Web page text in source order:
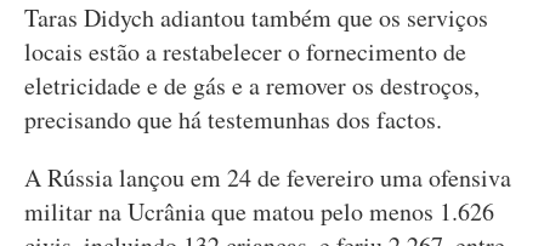
Taras Didych adiantou também que os serviços
locais estão a restabelecer o fornecimento de
eletricidade e de gás e a remover os destroços,
precisando que há testemunhas dos factos.
A Rússia lançou em 24 de fevereiro uma ofensiva
militar na Ucrânia que matou pelo menos 1.626